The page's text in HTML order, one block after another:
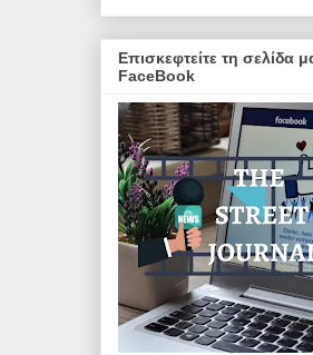
Επισκεφτείτε τη σελίδα
FaceBook